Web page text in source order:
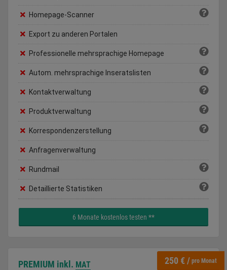
Homepage-Scanner
Export zu anderen Portalen
Professionelle mehrsprachige Homepage
Autom. mehrsprachige Inseratslisten
Kontaktverwaltung
Produktverwaltung
Korrespondenzerstellung
Anfragenverwaltung
Rundmail
Detaillierte Statistiken
6 Monate kostenlos testen **
250 € / pro Monat
PREMIUM inkl. MAT